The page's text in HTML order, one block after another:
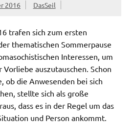
2016 DasSeil
trafen sich zum ersten
thematischen Sommerpause
Interessen, um
Vorliebe auszutauschen. Schon
ob die Anwesenden bei sich
stellte sich als große
dass es in der Regel um das
und Person ankommt.